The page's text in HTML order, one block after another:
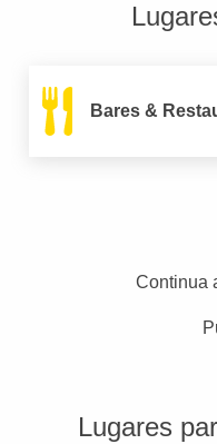
Bares &
Continua
Lugares